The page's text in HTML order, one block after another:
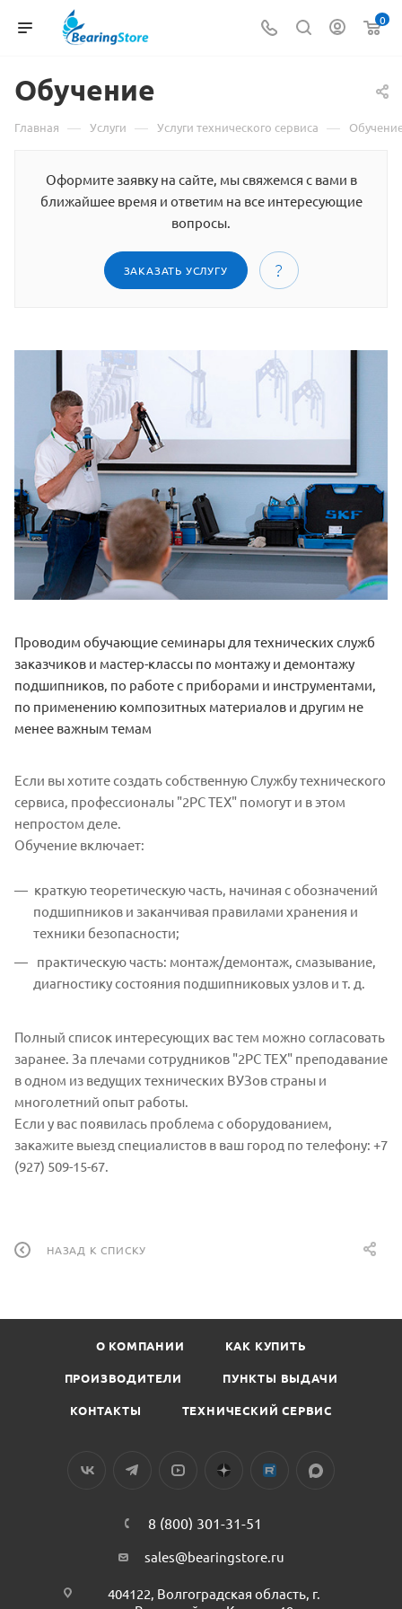
0
Обучение
Главная — Услуги — Услуги технического сервиса —
Оформите заявку на сайте, мы свяжемся с вами в
ближайшее время и ответим на все интересующие
вопросы.
ЗАКАЗАТЬ УСЛУГУ
Проводим обучающие семинары для технических служб
заказчиков и мастер-классы по монтажу и демонтажу
подшипников, по работе с приборами и инструментами,
по применению композитных материалов и другим не
менее важным темам
Если вы хотите создать собственную Службу технического
сервиса, профессионалы "2РС ТЕХ" помогут и в этом
непростом деле.
Обучение включает:
краткую теоретическую часть, начиная с обозначений
подшипников и заканчивая правилами хранения и
техники безопасности;
практическую часть: монтаж/демонтаж, смазывание,
диагностику состояния подшипниковых узлов и т. д.
Полный список интересующих вас тем можно согласовать
заранее. За плечами сотрудников "2РС ТЕХ" преподавание
в одном из ведущих технических ВУЗов страны и
многолетний опыт работы.
Если у вас появилась проблема с оборудованием,
закажите выезд специалистов в ваш город по телефону: +7
(927) 509-15-67.
НАЗАД К СПИСКУ
О КОМПАНИИ КАК КУПИТЬ
ПРОИЗВОДИТЕЛИ ПУНКТЫ ВЫДАЧИ
КОНТАКТЫ ТЕХНИЧЕСКИЙ СЕРВИС
8 (800) 301-31-51
sales@bearingstore.ru
404122, Волгоградская область, г.